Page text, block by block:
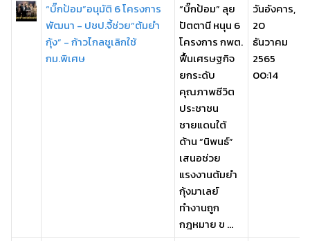
“บิ๊กป้อม”อนุมัติ 6 โครงการ
พัฒนา - ปชป.จี้ช่วย”ต้มยำ
กุ้ง” - ก้าวไกลชูเลิกใช้
กม.พิเศษ
“บิ๊กป้อม” ลุย
ปัตตานี หนุน 6
โครงการ กพต.
ฟื้นเศรษฐกิจ
ยกระดับ
คุณภาพชีวิต
ประชาชน
ชายแดนใต้
ด้าน “นิพนธ์”
เสนอช่วย
แรงงานต้มยำ
กุ้งมาเลย์
ทำงานถูก
กฎหมาย ข ...
วันอังคาร,
20
ธันวาคม
2565
00:14